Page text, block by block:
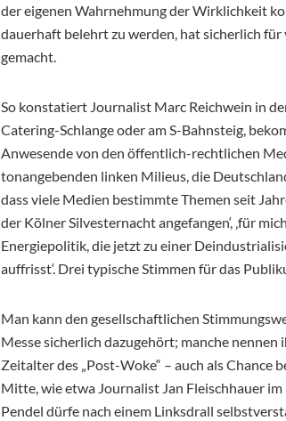
der eigenen Wahrnehmung der Wirklichkeit
dauerhaft belehrt zu werden, hat sicherlich
gemacht.
So konstatiert Journalist Marc Reichwein in
Catering-Schlange oder am S-Bahnsteig,
Anwesende von den öffentlich-rechtlichen
tonangebenden linken Milieus, die
dass viele Medien bestimmte Themen seit
der Kölner Silvesternacht angefangen‘, ‚für
Energiepolitik, die jetzt zu einer
auffrisst‘. Drei typische Stimmen für das
Man kann den gesellschaftlichen
Messe sicherlich dazugehört; manche nennen
Zeitalter des „Post-Woke“ – auch als Chance
Mitte, wie etwa Journalist Jan Fleischhauer im
Pendel dürfe nach einem Linksdrall